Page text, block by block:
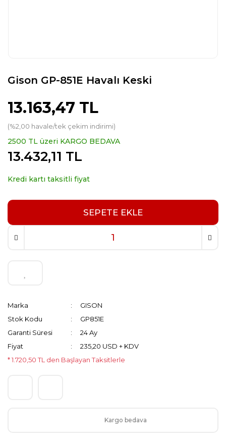
Gison GP-851E Havalı Keski
13.163,47 TL
(%2,00 havale/tek çekim indirimi)
2500 TL üzeri KARGO BEDAVA
13.432,11 TL
Kredi kartı taksitli fiyat
SEPETE EKLE
Marka
GISON
Stok Kodu
GP851E
Garanti Süresi
24 Ay
Fiyat
235,20 USD + KDV
* 1.720,50 TL den Başlayan Taksitlerle
Kargo bedava